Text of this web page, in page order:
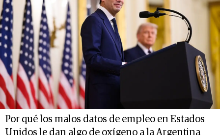
Por qué los malos datos de empleo en Estados
Unidos le dan algo de oxígeno a la Argentina